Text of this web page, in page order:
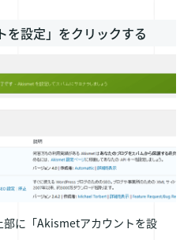
設定」をクリックする
に「Akismetアカウントを設